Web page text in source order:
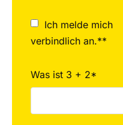
Ich melde mich
verbindlich an.**
Was ist 3 + 2*